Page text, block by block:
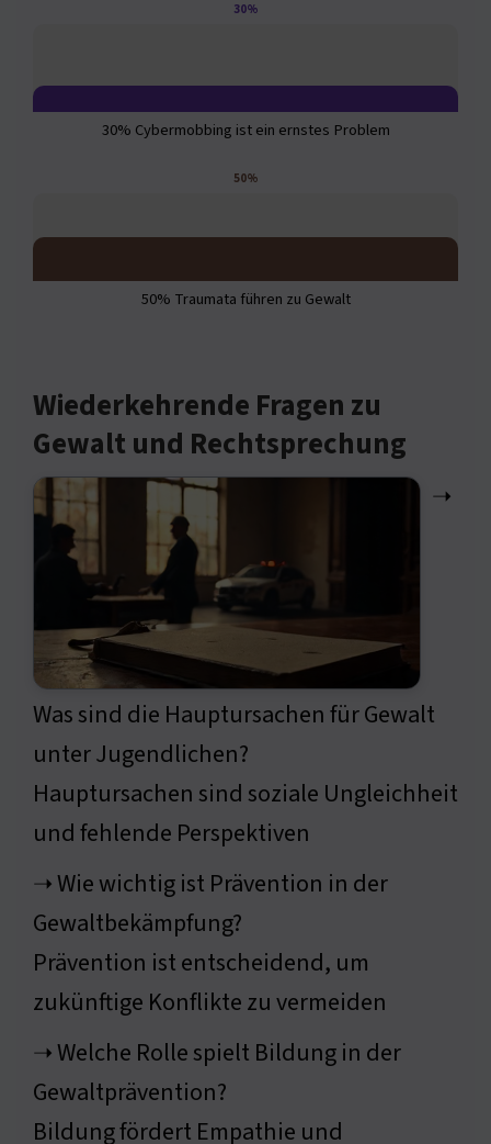
30%
30% Cybermobbing ist ein ernstes Problem
50%
50% Traumata führen zu Gewalt
Wiederkehrende Fragen zu
Gewalt und Rechtsprechung
➝
Was sind die Hauptursachen für Gewalt
unter Jugendlichen?
Hauptursachen sind soziale Ungleichheit
und fehlende Perspektiven
➝ Wie wichtig ist Prävention in der
Gewaltbekämpfung?
Prävention ist entscheidend, um
zukünftige Konflikte zu vermeiden
➝ Welche Rolle spielt Bildung in der
Gewaltprävention?
Bildung fördert Empathie und